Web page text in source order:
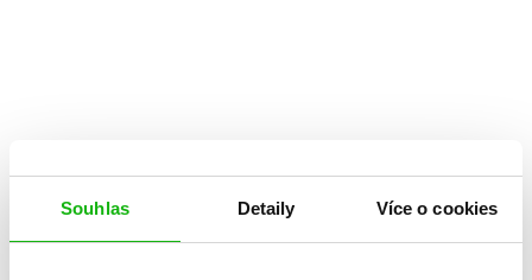
Souhlas Detaily Více o cookies